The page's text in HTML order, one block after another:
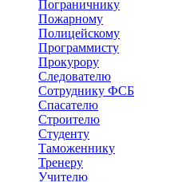
Пограничнику
Пожарному
Полицейскому
Программисту
Прокурору
Следователю
Сотруднику ФСБ
Спасателю
Строителю
Студенту
Таможеннику
Тренеру
Учителю